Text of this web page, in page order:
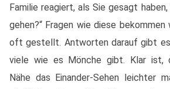
Familie reagiert, als Sie gesagt
gehen?“ Fragen wie diese
oft gestellt. Antworten darauf gibt
viele wie es Mönche gibt. Klar ist,
Nähe das Einander-Sehen leichter